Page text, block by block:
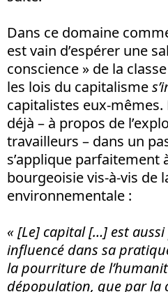
Dans ce domaine
est vain d’espérer une
conscience » de la
les lois du capitalisme
capitalistes eux-
déjà – à propos de
travailleurs – dans un
s’applique parfaitement
bourgeoisie vis-à-vis de
environnementale :
« [Le] capital […] est
influencé dans sa
la pourriture de
dépopulation, que par la